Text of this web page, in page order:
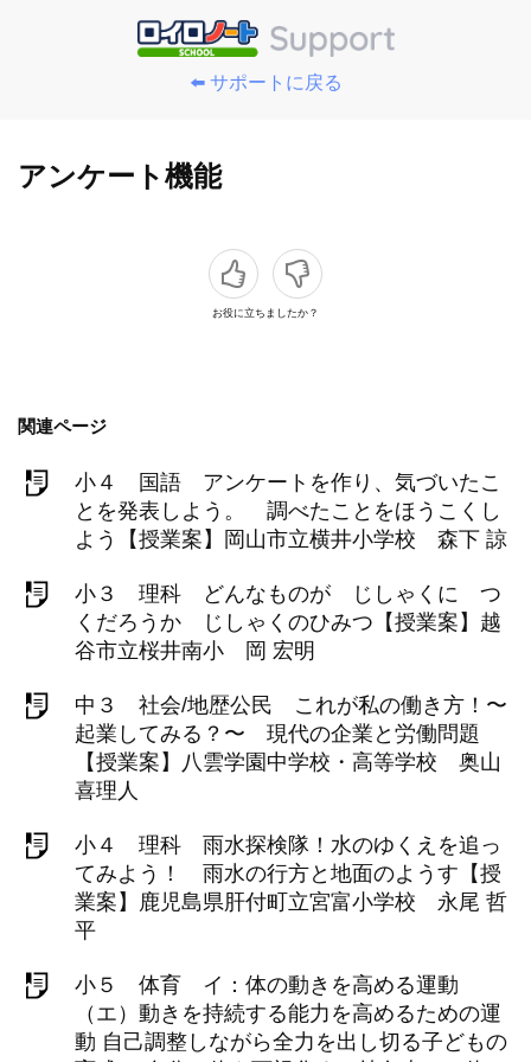
⬅️ サポートに戻る
アンケート機能
お役に立ちましたか？
関連ページ
小４ 国語 アンケートを作り、気づいたこ
とを発表しよう。 調べたことをほうこくし
よう【授業案】岡山市立横井小学校 森下 諒
小３ 理科 どんなものが じしゃくに つ
くだろうか じしゃくのひみつ【授業案】越
谷市立桜井南小 岡 宏明
中３ 社会/地歴公民 これが私の働き方！〜
起業してみる？〜 現代の企業と労働問題
【授業案】八雲学園中学校・高等学校 奥山
喜理人
小４ 理科 雨水探検隊！水のゆくえを追っ
てみよう！ 雨水の行方と地面のようす【授
業案】鹿児島県肝付町立宮富小学校 永尾 哲
平
小５ 体育 イ：体の動きを高める運動
（エ）動きを持続する能力を高めるための運
動 自己調整しながら全力を出し切る子どもの